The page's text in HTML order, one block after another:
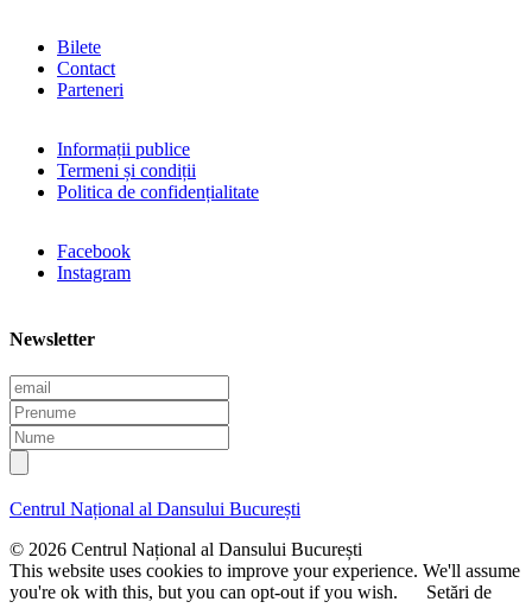
Bilete
Contact
Parteneri
Informații publice
Termeni și condiții
Politica de confidențialitate
Facebook
Instagram
Newsletter
E
m
a
i
l
P
r
e
n
m
N
u
m
e
Centrul Național al Dansului București
© 2026 Centrul Național al Dansului București
This website uses cookies to improve your experience. We'll assume
you're ok with this, but you can opt-out if you wish.
Setări de